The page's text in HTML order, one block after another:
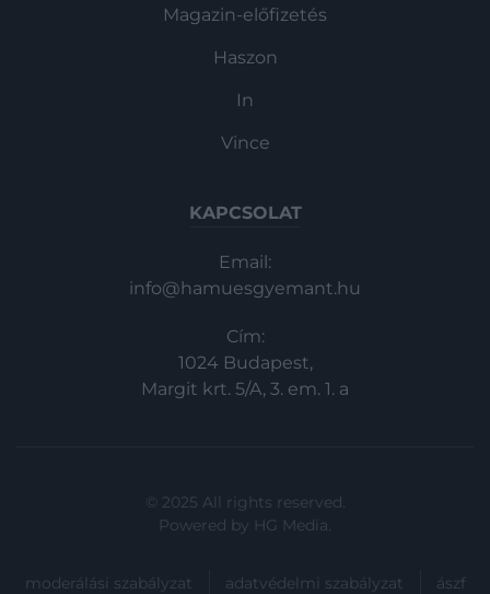
Magazin-előfizetés
Haszon
In
Vince
KAPCSOLAT
Email:
info@hamuesgyemant.hu
Cím:
1024 Budapest,
Margit krt. 5/A, 3. em. 1. a
© 2025 All rights reserved.
Powered by HG Media.
moderálási szabályzat adatvédelmi szabályzat ászf